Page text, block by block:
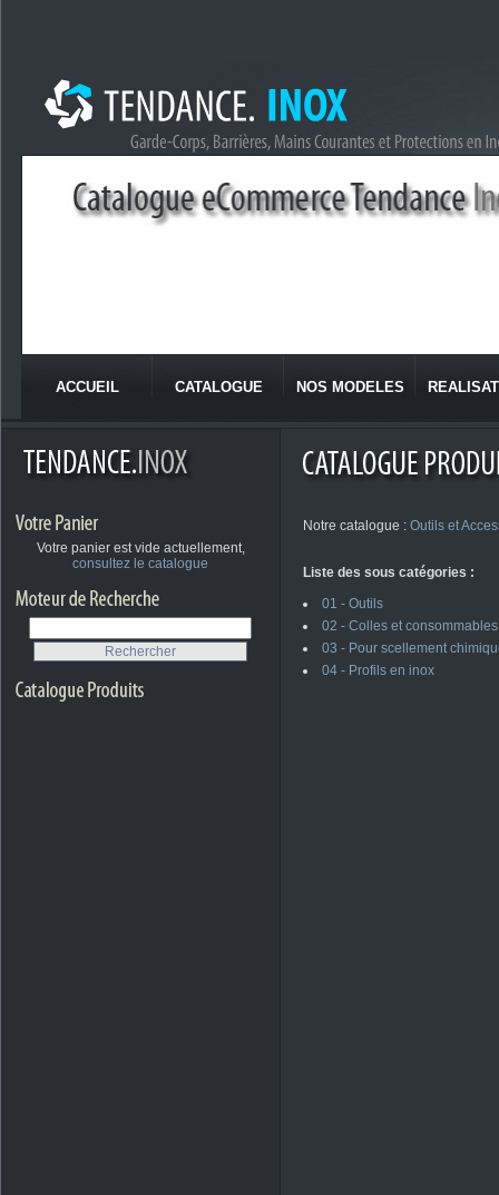
ACCUEIL CATALOGUE NOS MODELES
Votre panier est vide actuellement,
consultez le catalogue
Notre catalogue : Outils et
Liste des sous catégories :
01 - Outils
02 - Colles et consommables
03 - Pour scellement
04 - Profils en inox